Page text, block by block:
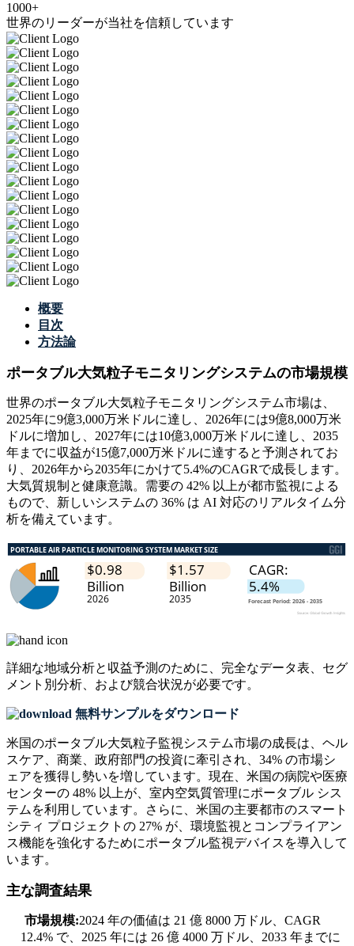
1000+
世界のリーダーが当社を信頼しています
概要
目次
方法論
ポータブル大気粒子モニタリングシステムの市場規模
世界のポータブル大気粒子モニタリングシステム市場は、
2025年に9億3,000万米ドルに達し、2026年には9億8,000万米
ドルに増加し、2027年には10億3,000万米ドルに達し、2035
年までに収益が15億7,000万米ドルに達すると予測されてお
り、2026年から2035年にかけて5.4%のCAGRで成長します。
大気質規制と健康意識。需要の 42% 以上が都市監視による
もので、新しいシステムの 36% は AI 対応のリアルタイム分
析を備えています。
詳細な地域分析と収益予測のために、 完全なデータ表、セグ
メント別分析、および競合状況が必要です。
無料サンプルをダウンロード
米国のポータブル大気粒子監視システム市場の成長は、ヘル
スケア、商業、政府部門の投資に牽引され、34% の市場シ
ェアを獲得し勢いを増しています。現在、米国の病院や医療
センターの 48% 以上が、室内空気質管理にポータブル シス
テムを利用しています。さらに、米国の主要都市のスマート
シティ プロジェクトの 27% が、環境監視とコンプライアン
ス機能を強化するためにポータブル監視デバイスを導入して
います。
主な調査結果
市場規模:2024 年の価値は 21 億 8000 万ドル、CAGR
12.4% で、2025 年には 26 億 4000 万ドル、2033 年までに